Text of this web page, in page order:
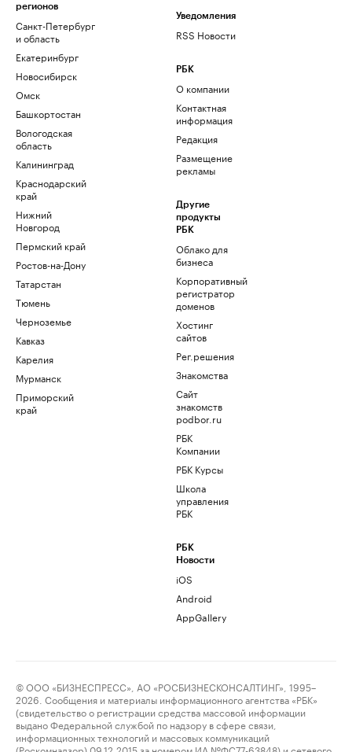
регионов
Санкт-Петербург
и область
Екатеринбург
Новосибирск
Омск
Башкортостан
Вологодская
область
Калининград
Краснодарский
край
Нижний
Новгород
Пермский край
Ростов-на-Дону
Татарстан
Тюмень
Черноземье
Кавказ
Карелия
Мурманск
Приморский
край
Уведомления
RSS Новости
РБК
О компании
Контактная
информация
Редакция
Размещение
рекламы
Другие
продукты
РБК
Облако для
бизнеса
Корпоративный
регистратор
доменов
Хостинг
сайтов
Рег.решения
Знакомства
Сайт
знакомств
podbor.ru
РБК
Компании
РБК Курсы
Школа
управления
РБК
РБК
Новости
iOS
Android
AppGallery
© ООО «БИЗНЕСПРЕСС», АО «РОСБИЗНЕСКОНСАЛТИНГ», 1995–
2026. Сообщения и материалы информационного агентства «РБК»
(свидетельство о регистрации средства массовой информации
выдано Федеральной службой по надзору в сфере связи,
информационных технологий и массовых коммуникаций